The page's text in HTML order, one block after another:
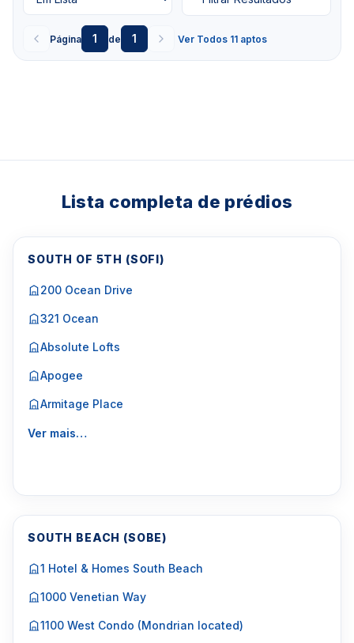
Página 1 de 1 Ver Todos 11 aptos
Lista completa de prédios
SOUTH OF 5TH (SOFI)
200 Ocean Drive
321 Ocean
Absolute Lofts
Apogee
Armitage Place
Ver mais…
SOUTH BEACH (SOBE)
1 Hotel & Homes South Beach
1000 Venetian Way
1100 West Condo (Mondrian located)